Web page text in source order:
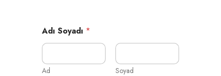
Adı Soyadı *
Ad Soyad